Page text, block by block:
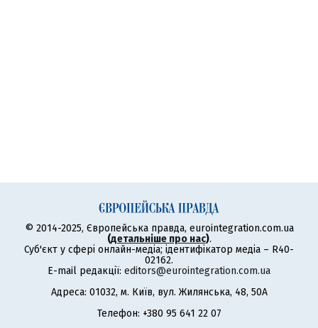
© 2014-2025, Європейська правда, eurointegration.com.ua
(детальніше про нас).
Суб'єкт у сфері онлайн-медіа; ідентифікатор медіа – R40-
02162.
E-mail редакції: editors@eurointegration.com.ua
Адреса: 01032, м. Київ, вул. Жилянська, 48, 50А
Телефон: +380 95 641 22 07